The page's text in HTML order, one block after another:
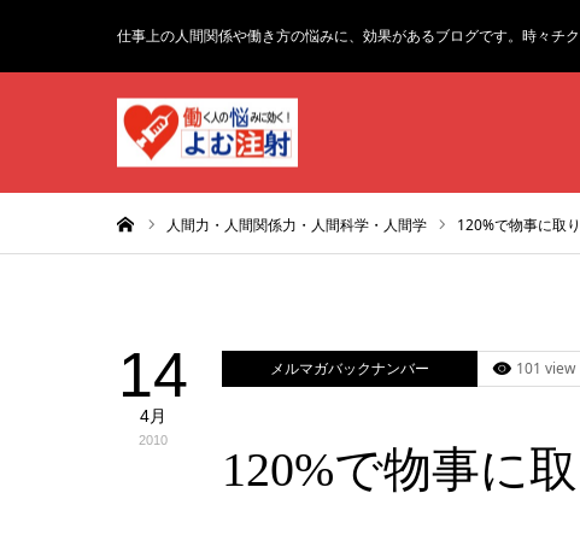
仕事上の人間関係や働き方の悩みに、効果があるブログです。時々チ
人間力・人間関係力・人間科学・人間学 120%で物事に取
14
4月
2010
メルマガバックナンバー 101 view
120%で物事に